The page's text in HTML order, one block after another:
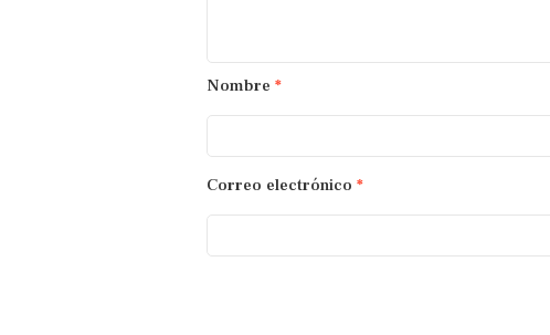
Nombre *
Correo electrónico *